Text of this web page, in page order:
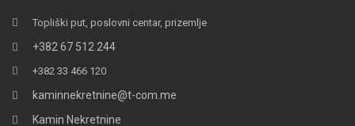
Topliški put, poslovni centar, prizemlje
+382 67 512 244
+382 33 466 120
kaminnekretnine@t-com.me
Kamin Nekretnine